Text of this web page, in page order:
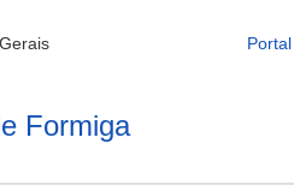
Formiga